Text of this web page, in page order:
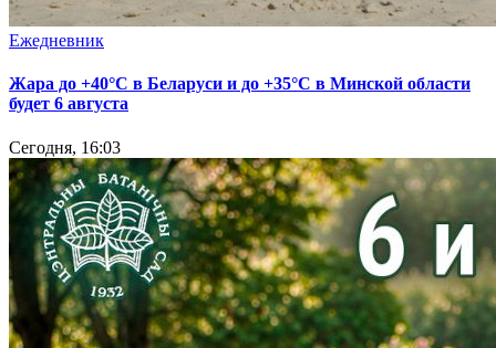
Ежедневник
Жара до +40°С в Беларуси и до +35°С в Минской области
будет 6 августа
Сегодня, 16:03